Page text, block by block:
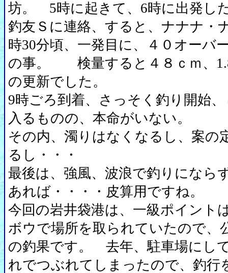
坊。 5時に起きて、6時に出発し
釣友Ｓに連絡、すると、ナナナ・
時30分頃、一発目に、４０オーバ
の事。 検量すると４８ｃｍ、
の更新でした。
9時ごろ到着、さっそく釣り開始
入るものの、本命がいない。
その内、濁りはなくなるし、案の
るし・・・
最後は、強風、波浪で釣りにな
あれば・・・・皮算用ですね。
今回の岩井袋港は、一級ポイント
ボウで場所を取られていたので、
の釣果です。 去年、駐車場にし
れでつぶれてしまったので、釣行